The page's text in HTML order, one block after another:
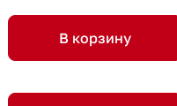
В корзину